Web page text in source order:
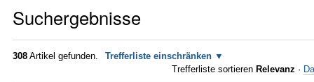
Suchergebnisse
308 Artikel gefunden.
Trefferliste einschränken
Trefferliste sortieren Relevanz ·